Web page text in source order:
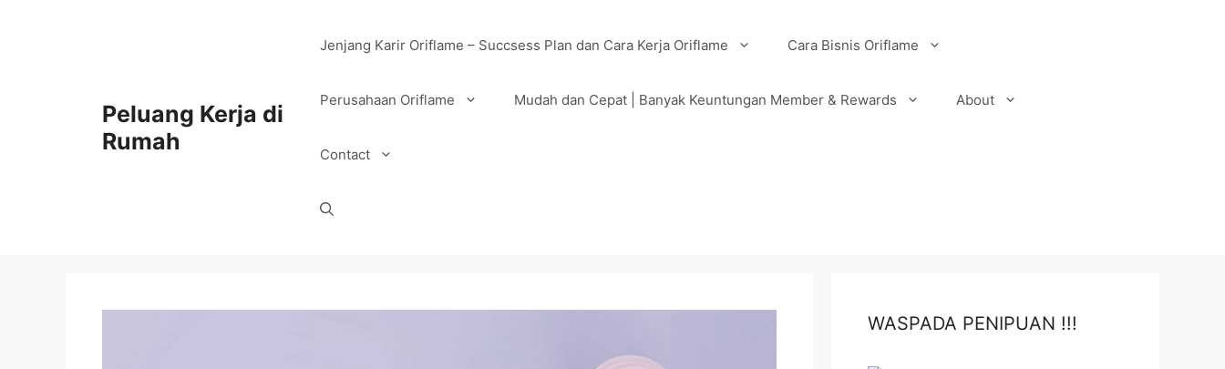
Peluang Kerja di
Rumah
Jenjang Karir Oriflame – Succsess Plan dan Cara Kerja Oriflame Cara Bisnis Oriflame
Perusahaan Oriflame Mudah dan Cepat | Banyak Keuntungan Member & Rewards About
Contact
WASPADA PENIPUAN !!!